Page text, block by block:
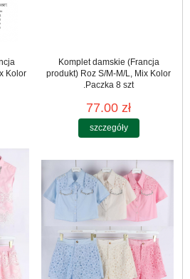
Kolor
Komplet damskie (Francja
produkt) Roz S/M-M/L, Mix Kolor
.Paczka 8 szt
77.00 zł
szczegóły